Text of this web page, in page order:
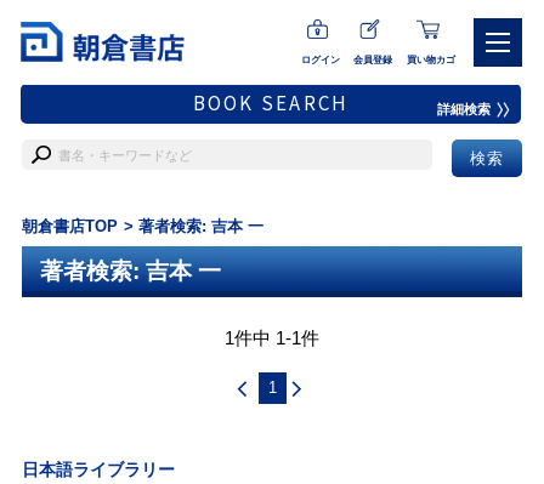
ログイン 会員登録 買い物カゴ
BOOK SEARCH 詳細検索
朝倉書店TOP 著者検索: 吉本 一
著者検索: 吉本 一
1件中 1-1件
1
日本語ライブラリー